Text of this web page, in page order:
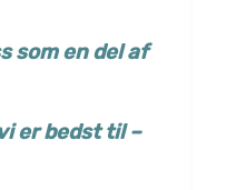
som en del af
er bedst til –